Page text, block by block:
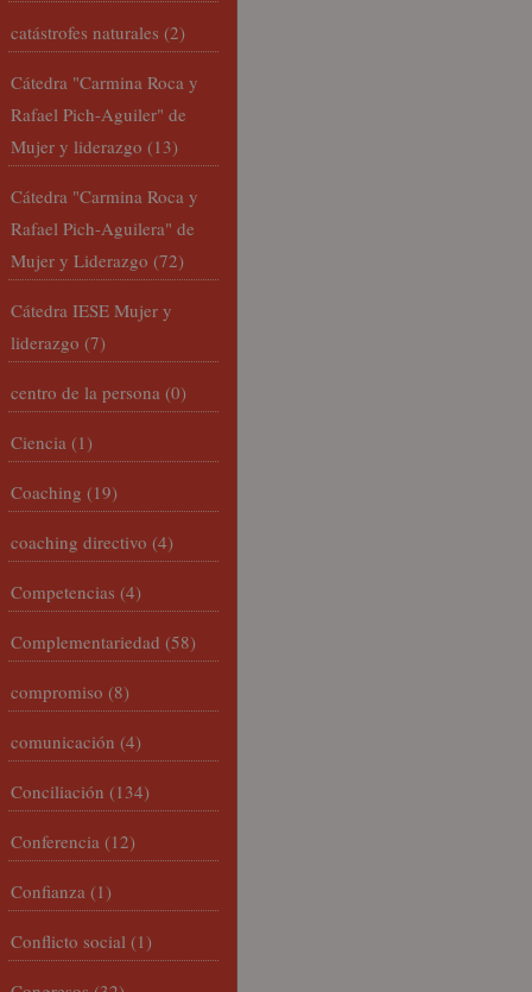
catástrofes naturales (2)
Cátedra "Carmina Roca y
Rafael Pich-Aguiler" de
Mujer y liderazgo (13)
Cátedra "Carmina Roca y
Rafael Pich-Aguilera" de
Mujer y Liderazgo (72)
Cátedra IESE Mujer y
liderazgo (7)
centro de la persona (0)
Ciencia (1)
Coaching (19)
coaching directivo (4)
Competencias (4)
Complementariedad (58)
compromiso (8)
comunicación (4)
Conciliación (134)
Conferencia (12)
Confianza (1)
Conflicto social (1)